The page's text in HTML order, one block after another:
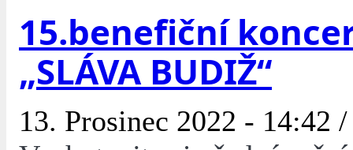
15.benefiční
„SLÁVA BUDIŽ“
13. Prosinec 2022 - 14:42